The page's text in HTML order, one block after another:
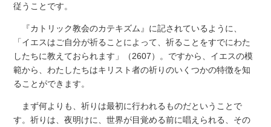
従うことです。
『カトリック教会のカテキズム』に記されているように、
「イエスはご自分が祈ることによって、祈ることをすでにわた
したちに教えておられます」（2607）。ですから、イエスの模
範から、わたしたちはキリスト者の祈りのいくつかの特徴を知
ることができます。
まず何よりも、祈りは最初に行われるものだということで
す。祈りは、夜明けに、世界が目覚める前に唱えられる、その